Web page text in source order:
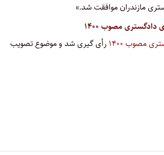
مازندران موافقت شد.»
مصوب ۱۴۰۰
مصوب ۱۴۰۰
رأی گیری شد و موضوع تصویب